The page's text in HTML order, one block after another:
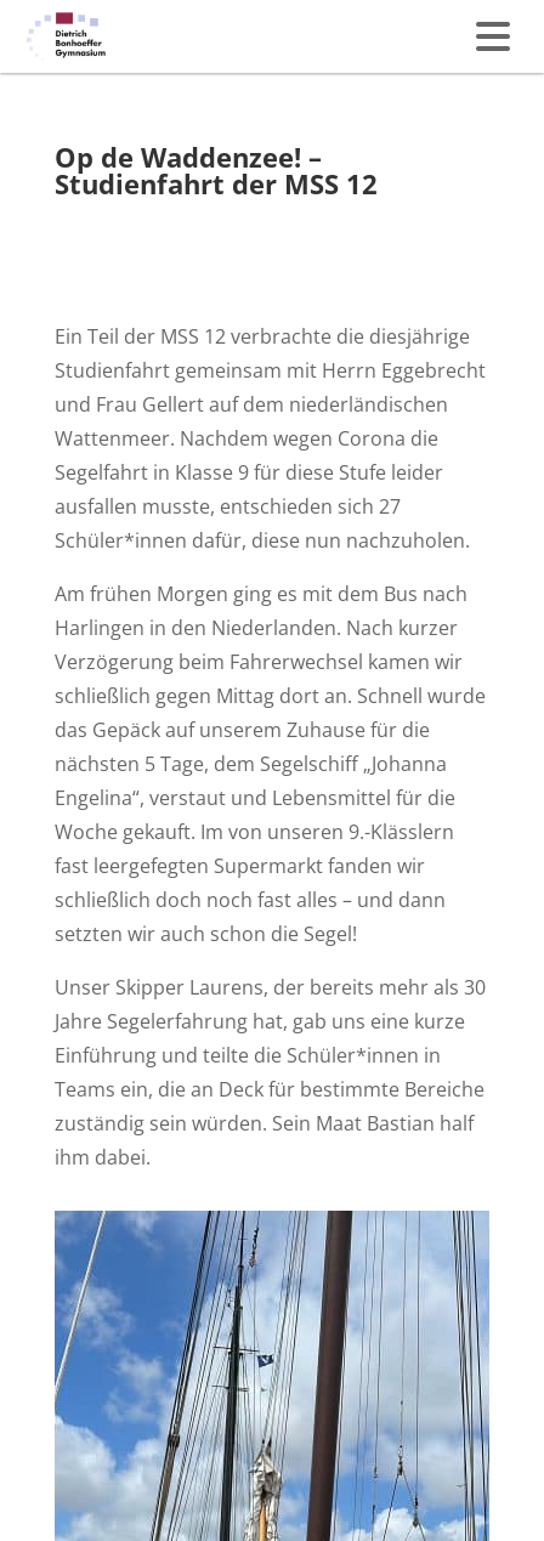
Op de Waddenzee! –
Studienfahrt der MSS 12
Ein Teil der MSS 12 verbrachte die diesjährige
Studienfahrt gemeinsam mit Herrn Eggebrecht
und Frau Gellert auf dem niederländischen
Wattenmeer. Nachdem wegen Corona die
Segelfahrt in Klasse 9 für diese Stufe leider
ausfallen musste, entschieden sich 27
Schüler*innen dafür, diese nun nachzuholen.
Am frühen Morgen ging es mit dem Bus nach
Harlingen in den Niederlanden. Nach kurzer
Verzögerung beim Fahrerwechsel kamen wir
schließlich gegen Mittag dort an. Schnell wurde
das Gepäck auf unserem Zuhause für die
nächsten 5 Tage, dem Segelschiff „Johanna
Engelina“, verstaut und Lebensmittel für die
Woche gekauft. Im von unseren 9.-Klässlern
fast leergefegten Supermarkt fanden wir
schließlich doch noch fast alles – und dann
setzten wir auch schon die Segel!
Unser Skipper Laurens, der bereits mehr als 30
Jahre Segelerfahrung hat, gab uns eine kurze
Einführung und teilte die Schüler*innen in
Teams ein, die an Deck für bestimmte Bereiche
zuständig sein würden. Sein Maat Bastian half
ihm dabei.